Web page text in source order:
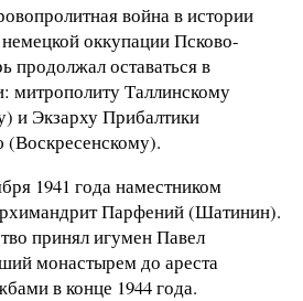
война в истории
оккупации Псково-
продолжал оставаться в
митрополиту Таллинскому
и Экзарху Прибалтики
1941 года наместником
Парфений (Шатинин).
принял игумен Павел
монастырем до ареста
в конце 1944 года.